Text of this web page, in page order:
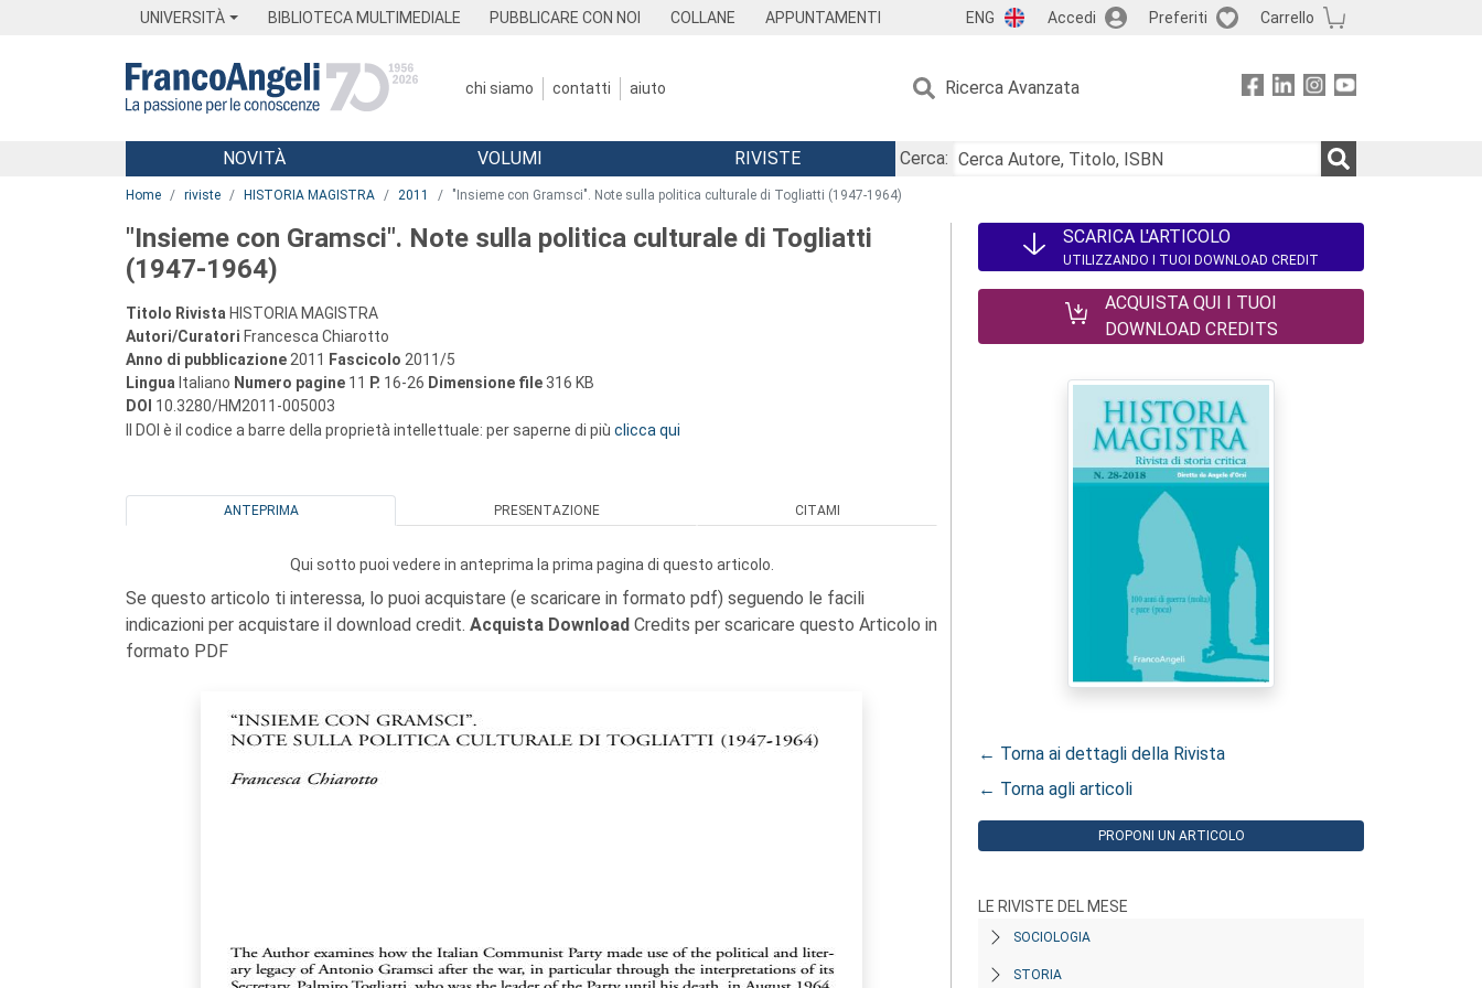
UNIVERSITÀ BIBLIOTECA MULTIMEDIALE PUBBLICARE CON NOI COLLANE APPUNTAMENTI ENG Accedi Preferiti Carrello
chi siamo contatti aiuto Ricerca Avanzata
Menu
NOVITÀ VOLUMI RIVISTE
Cerca:
Home riviste HISTORIA MAGISTRA 2011 "Insieme con Gramsci". Note sulla politica culturale di Togliatti (1947-1964)
"Insieme con Gramsci". Note sulla politica culturale di Togliatti
(1947-1964)
Titolo Rivista HISTORIA MAGISTRA
Autori/Curatori Francesca Chiarotto
Anno di pubblicazione 2011 Fascicolo 2011/5
Lingua Italiano Numero pagine 11 P. 16-26 Dimensione file 316 KB
DOI 10.3280/HM2011-005003
Il DOI è il codice a barre della proprietà intellettuale: per saperne di più clicca qui
ANTEPRIMA PRESENTAZIONE CITAMI
Qui sotto puoi vedere in anteprima la prima pagina di questo articolo.
Se questo articolo ti interessa, lo puoi acquistare (e scaricare in formato pdf) seguendo le facili
indicazioni per acquistare il download credit. Acquista Download Credits per scaricare questo Articolo in
formato PDF
SCARICA L'ARTICOLO
UTILIZZANDO I TUOI DOWNLOAD CREDIT
ACQUISTA QUI I TUOI
DOWNLOAD CREDITS
← Torna ai dettagli della Rivista
← Torna agli articoli
PROPONI UN ARTICOLO
LE RIVISTE DEL MESE
SOCIOLOGIA
STORIA